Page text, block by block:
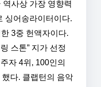
사상 가장 영향력
싱어송라이터이다.
3중 헌액자이다.
스톤” 지가 선정
자 4위, 100인의
다. 클랩턴의 음악